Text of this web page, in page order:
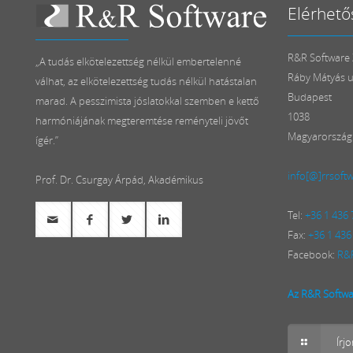
„A tudás elkötelezettség nélkül embertelenné
válhat, az elkötelezettség tudás nélkül hatástalan
marad. A pesszimista jóslatokkal szemben e kettő
harmóniájának megteremtése reményteli jövőt
ígér.”
Prof. Dr. Csurgay Árpád, Akadémikus
R&R Software
Ráby Mátyás
Budapest
1038
Magyarország
Tel: +36 1 436
Fax: +36 1
Facebook:
Az R&R